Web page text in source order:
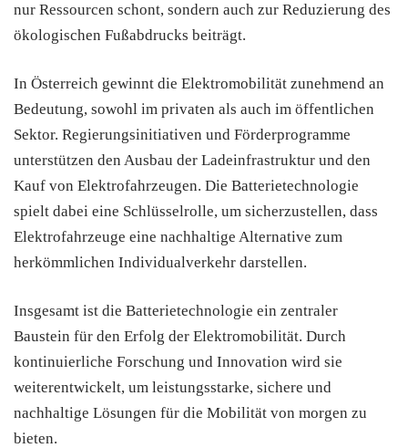
nur Ressourcen schont, sondern auch zur Reduzierung des
ökologischen Fußabdrucks beiträgt.
In Österreich gewinnt die Elektromobilität zunehmend an
Bedeutung, sowohl im privaten als auch im öffentlichen
Sektor. Regierungsinitiativen und Förderprogramme
unterstützen den Ausbau der Ladeinfrastruktur und den
Kauf von Elektrofahrzeugen. Die Batterietechnologie
spielt dabei eine Schlüsselrolle, um sicherzustellen, dass
Elektrofahrzeuge eine nachhaltige Alternative zum
herkömmlichen Individualverkehr darstellen.
Insgesamt ist die Batterietechnologie ein zentraler
Baustein für den Erfolg der Elektromobilität. Durch
kontinuierliche Forschung und Innovation wird sie
weiterentwickelt, um leistungsstarke, sichere und
nachhaltige Lösungen für die Mobilität von morgen zu
bieten.